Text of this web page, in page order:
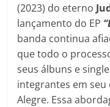
(2023) do eterno
lançamento do EP
banda continua
que todo o
seus álbuns e
integrantes em
Alegre. Essa